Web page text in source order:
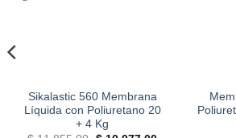
Sikalastic 560 Membrana
Líquida con Poliuretano 20
+ 4 Kg